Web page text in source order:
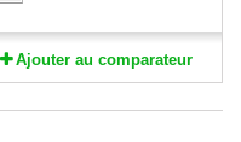
Ajouter au comparateur